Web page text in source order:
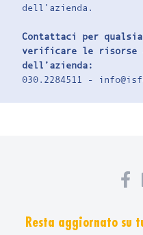
dell’azienda.
Contattaci per
verificare le risorse
dell’azienda:
030.2284511 -
Resta aggiornato su